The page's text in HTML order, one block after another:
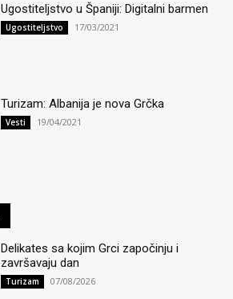
Ugostiteljstvo u Španiji: Digitalni barmen
Ugostiteljstvo 17/03/2021
Turizam: Albanija je nova Grčka
Vesti 19/04/2021
Delikates sa kojim Grci započinju i
završavaju dan
Turizam 07/08/2026